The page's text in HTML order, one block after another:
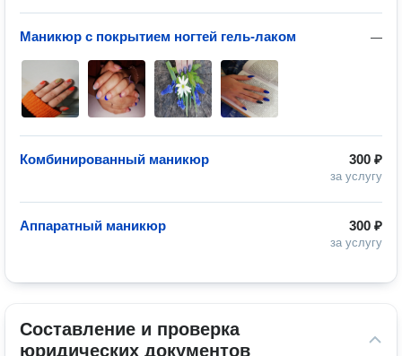
—
Маникюр с покрытием ногтей гель-лаком
300 ₽
за услугу
Комбинированный маникюр
300 ₽
за услугу
Аппаратный маникюр
Составление и проверка
юридических документов